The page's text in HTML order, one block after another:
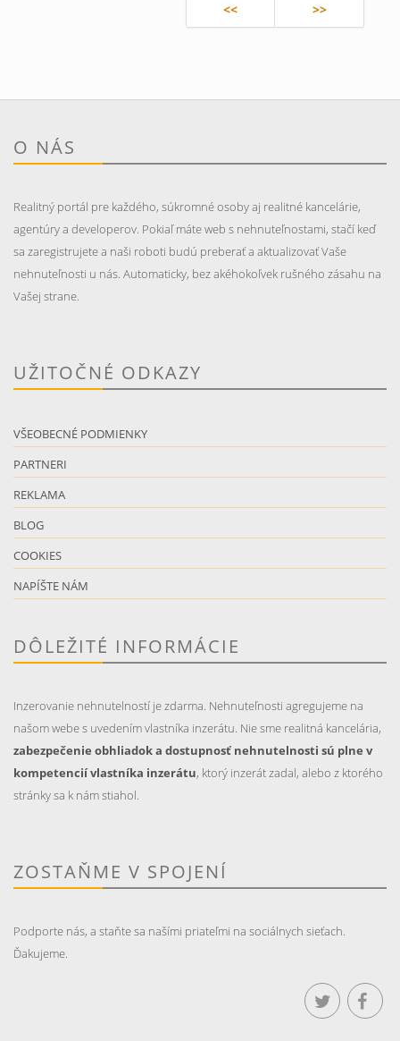
<< >>
O NÁS
Realitný portál pre každého, súkromné osoby aj realitné kancelárie,
agentúry a developerov. Pokiaľ máte web s nehnuteľnostami, stačí keď
sa zaregistrujete a naši roboti budú preberať a aktualizovať Vaše
nehnuteľnosti u nás. Automaticky, bez akéhokoľvek rušného zásahu na
Vašej strane.
UŽITOČNÉ ODKAZY
VŠEOBECNÉ PODMIENKY
PARTNERI
REKLAMA
BLOG
COOKIES
NAPÍŠTE NÁM
DÔLEŽITÉ INFORMÁCIE
Inzerovanie nehnutelností je zdarma. Nehnuteľnosti agregujeme na
našom webe s uvedením vlastníka inzerátu. Nie sme realitná kancelária,
zabezpečenie obhliadok a dostupnosť nehnutelnosti sú plne v
kompetencií vlastníka inzerátu, ktorý inzerát zadal, alebo z ktorého
stránky sa k nám stiahol.
ZOSTAŇME V SPOJENÍ
Podporte nás, a staňte sa našími priateľmi na sociálnych sieťach.
Ďakujeme.